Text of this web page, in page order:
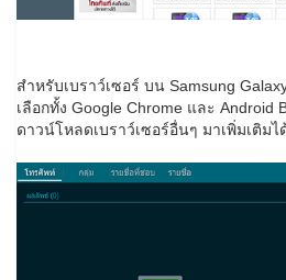
สำหรับเบราว์เซอร์ บน Samsung
เลือกทั้ง Google Chrome และ
ดาวน์โหลดเบราว์เซอร์อื่นๆ มาเพิ่มเติมไ